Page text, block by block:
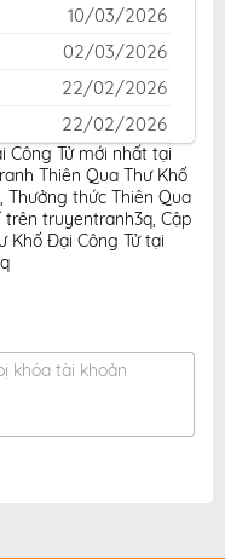
10/03/2026
02/03/2026
22/02/2026
22/02/2026
10/02/2026
06/02/2026
06/02/2026
06/02/2026
Công Tử mới nhất tại
Thiên Qua Thư Khố
, Thưởng thức Thiên Qua
trên truyentranh3q, Cập
Khố Đại Công Tử tại
khóa tài khoản